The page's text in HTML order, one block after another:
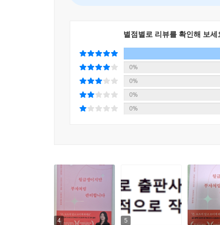
별점별로 리뷰를 확인해 보세
0%
0%
0%
0%
4 5